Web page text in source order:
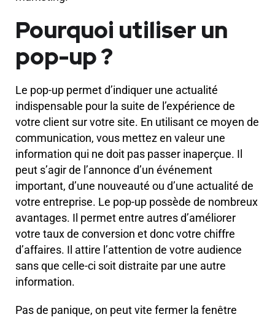
Pourquoi utiliser un
pop-up ?
Le pop-up permet d’indiquer une actualité
indispensable pour la suite de l’expérience de
votre client sur votre site. En utilisant ce moyen de
communication, vous mettez en valeur une
information qui ne doit pas passer inaperçue. Il
peut s’agir de l’annonce d’un événement
important, d’une nouveauté ou d’une actualité de
votre entreprise. Le pop-up possède de nombreux
avantages. Il permet entre autres d’améliorer
votre taux de conversion et donc votre chiffre
d’affaires. Il attire l’attention de votre audience
sans que celle-ci soit distraite par une autre
information.
Pas de panique, on peut vite fermer la fenêtre